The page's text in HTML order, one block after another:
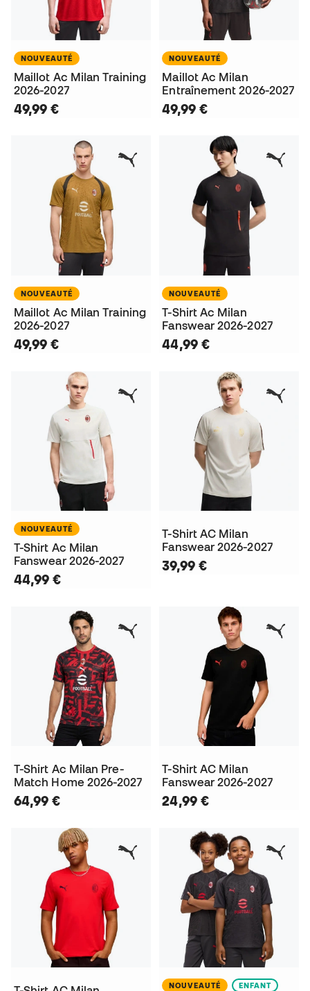
NOUVEAUTÉ
Maillot Ac Milan Training
2026-2027
49,99 €
NOUVEAUTÉ
Maillot Ac Milan
Entraînement 2026-2027
49,99 €
NOUVEAUTÉ
Maillot Ac Milan Training
2026-2027
49,99 €
NOUVEAUTÉ
T-Shirt Ac Milan
Fanswear 2026-2027
44,99 €
NOUVEAUTÉ
T-Shirt Ac Milan
Fanswear 2026-2027
44,99 €
T-Shirt AC Milan
Fanswear 2026-2027
39,99 €
T-Shirt Ac Milan Pre-
Match Home 2026-2027
64,99 €
T-Shirt AC Milan
Fanswear 2026-2027
24,99 €
NOUVEAUTÉ ENFANT